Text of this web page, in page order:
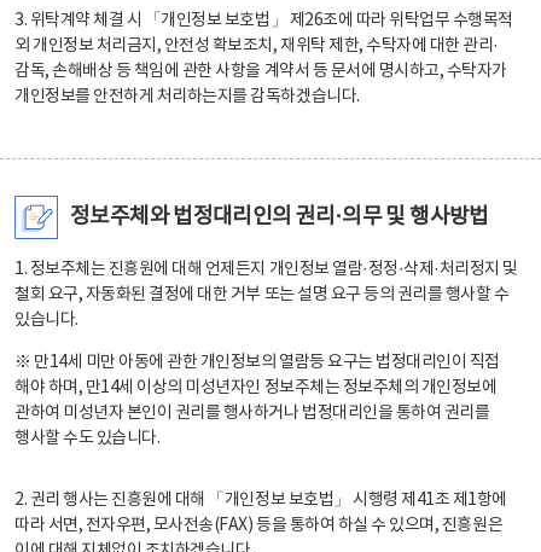
3. 위탁계약 체결 시 「개인정보 보호법」 제26조에 따라 위탁업무 수행목적
외 개인정보 처리금지, 안전성 확보조치, 재위탁 제한, 수탁자에 대한 관리·
감독, 손해배상 등 책임에 관한 사항을 계약서 등 문서에 명시하고, 수탁자가
개인정보를 안전하게 처리하는지를 감독하겠습니다.
정보주체와 법정대리인의 권리·의무 및 행사방법
1. 정보주체는 진흥원에 대해 언제든지 개인정보 열람·정정·삭제·처리정지 및
철회 요구, 자동화된 결정에 대한 거부 또는 설명 요구 등의 권리를 행사할 수
있습니다.
※ 만14세 미만 아동에 관한 개인정보의 열람등 요구는 법정대리인이 직접
해야 하며, 만14세 이상의 미성년자인 정보주체는 정보주체의 개인정보에
관하여 미성년자 본인이 권리를 행사하거나 법정대리인을 통하여 권리를
행사할 수도 있습니다.
2. 권리 행사는 진흥원에 대해 「개인정보 보호법」 시행령 제41조 제1항에
따라 서면, 전자우편, 모사전송(FAX) 등을 통하여 하실 수 있으며, 진흥원은